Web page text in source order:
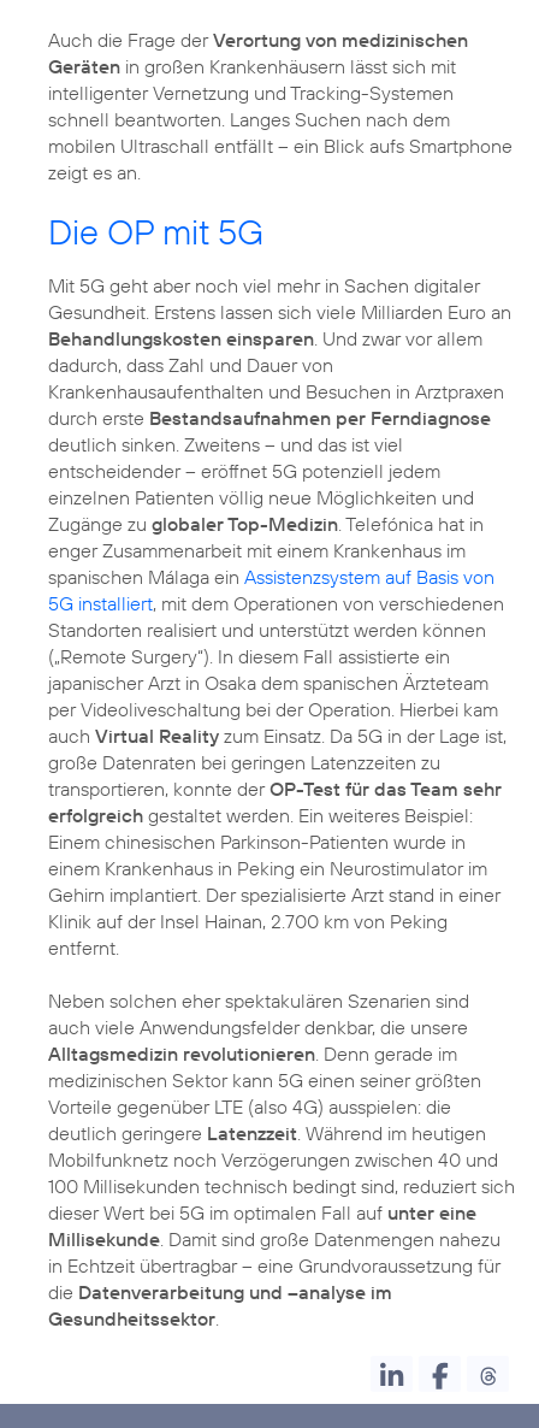
Auch die Frage derVerortung von medizinischen
Geräten in großen Krankenhäusern lässt sich mit
intelligenter Vernetzung und Tracking-Systemen
schnell beantworten. Langes Suchen nach dem
mobilen Ultraschall entfällt – ein Blick aufs Smartphone
zeigt es an.
Die OP mit 5G
Mit 5G geht aber noch viel mehr in Sachen digitaler
Gesundheit. Erstens lassen sich viele Milliarden Euro an
Behandlungskosten einsparen . Und zwar vor allem
dadurch, dass Zahl und Dauer von
Krankenhausaufenthalten und Besuchen in Arztpraxen
durch erste Bestandsaufnahmen per Ferndiagnose
deutlich sinken. Zweitens – und das ist viel
entscheidender – eröffnet 5G potenziell jedem
einzelnen Patienten völlig neue Möglichkeiten und
Zugänge zu globaler Top-Medizin . Telefónica hat in
enger Zusammenarbeit mit einem Krankenhaus im
spanischen Málaga ein Assistenzsystem auf Basis von
5G installiert, mit dem Operationen von verschiedenen
Standorten realisiert und unterstützt werden können
(„Remote Surgery“). In diesem Fall assistierte ein
japanischer Arzt in Osaka dem spanischen Ärzteteam
per Videoliveschaltung bei der Operation. Hierbei kam
auch Virtual Reality zum Einsatz. Da 5G in der Lage ist,
große Datenraten bei geringen Latenzzeiten zu
transportieren, konnte derOP-Test für das Team sehr
erfolgreich gestaltet werden. Ein weiteres Beispiel:
Einem chinesischen Parkinson-Patienten wurde in
einem Krankenhaus in Peking ein Neurostimulator im
Gehirn implantiert. Der spezialisierte Arzt stand in einer
Klinik auf der Insel Hainan, 2.700 km von Peking
entfernt.
Neben solchen eher spektakulären Szenarien sind
auch viele Anwendungsfelder denkbar, die unsere
Alltagsmedizin revolutionieren . Denn gerade im
medizinischen Sektor kann 5G einen seiner größten
Vorteile gegenüber LTE (also 4G) ausspielen: die
deutlich geringere Latenzzeit . Während im heutigen
Mobilfunknetz noch Verzögerungen zwischen 40 und
100 Millisekunden technisch bedingt sind, reduziert sich
dieser Wert bei 5G im optimalen Fall auf unter eine
Millisekunde . Damit sind große Datenmengen nahezu
in Echtzeit übertragbar – eine Grundvoraussetzung für
die Datenverarbeitung und –analyse im
Gesundheitssektor